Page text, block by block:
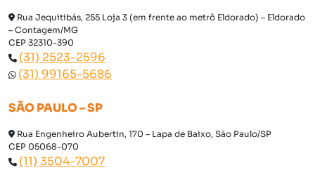
Rua Jequitibás, 255 Loja 3 (em frente ao metrô Eldorado) – Eldorado
– Contagem/MG
CEP 32310-390
(31) 2523-2596
(31) 99165-5686
SÃO PAULO – SP
Rua Engenheiro Aubertin, 170 – Lapa de Baixo, São Paulo/SP
CEP 05068-070
(11) 3504-7007